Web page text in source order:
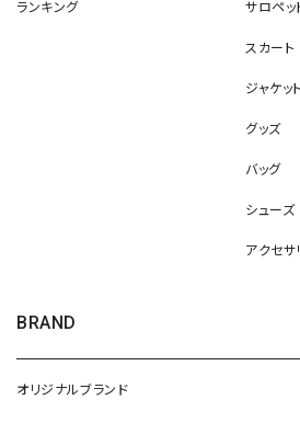
ランキング サロペッ
スカート
ジャケッ
グッズ
バッグ
シューズ
アクセサ
BRAND
オリジナルブランド